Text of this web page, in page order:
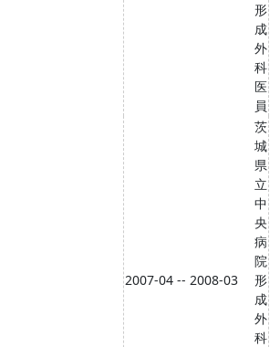
形
成
外
科
医
員
2007-04 -- 2008-03
茨
城
県
立
中
央
病
院
形
成
外
科